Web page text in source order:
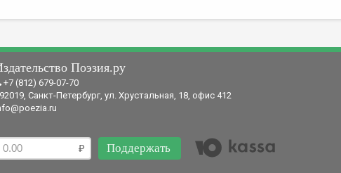
Поэзия.ру
+7 (812) 679-07-70
Санкт-Петербург, ул. Хрустальная, 18, офис 412
Поддержать